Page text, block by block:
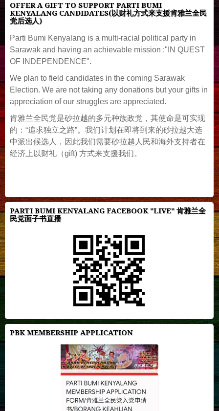
OFFER A GIFT TO SUPPORT PARTI BUMI
KENYALANG CANDIDATES(以财礼方式来支援肯雅兰全民
党后选人)
Parti Bumi Kenyalang is a multi-racial political party in
Sarawak and having an achievable mission :"IN QUEST
OF INDEPENDENCE".
We plan to field candidates in the coming Sarawak
Election. We are not taking any donations but your gifts in
appreciation of our struggles are appreciated.
肯雅兰全民党是砂拉越的多元种族政党，其使命是可实现
的：“追求独立之路”。我们计划在即将到来的砂拉越大选
中派出候选人，因此我们需要砂拉越人民和海外支持者在
经济上以财礼（gift) 方式来支援我们。
PARTI BUMI KENYALANG FACEBOOK "LIVE" 肯雅兰全
民党面子书直播
PBK MEMBERSHIP APPLICATION